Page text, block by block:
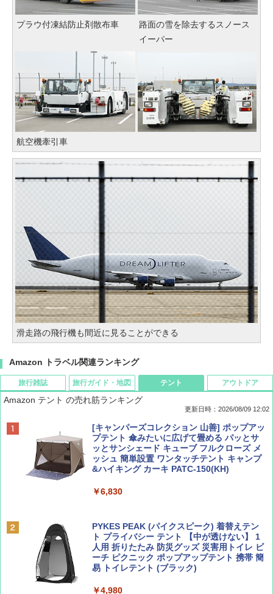
プラウ付凍結防止剤散布車
路面の雪を除去するスノース
イーパー
航空機牽引車
滑走路の飛行機も間近に見ることができる
Amazon トラベル関連ランキング
旅行雑誌
BE-PAL(ビ-パル) 2026年 9 月号【特別付録:
SOTO ミニマル"旅"財布 ランダム2種】
￥1,500
￥713
旅行ガイド・地図
地球の歩き方 スター・ウォーズ
￥2,695
￥2,079
球の歩き方A ヨーロッパ
テント
Amazon テント の売れ筋ランキング
更新日時：2026/08/09 12:02
[キャンパーズコレクション 山善] ポップアッ
プテント 傘みたいに広げて畳める パッとサ
ッとサンシェード キューブ フルクローズ メ
ッシュ 簡単設置 ワンタッチテント キャンプ
&ハイキング カーキ PATC-150(KH)
￥6,830
PYKES PEAK (パイクスピーク) 着替えテン
ト プライバシー テント 【中が透けない】 1
人用 折りたたみ 防災グッズ 災害用トイレ ビ
ーチ ピクニック ポップアップテント 携帯 簡
易 トイレテント (ブラック)
￥4,980
アウトドア